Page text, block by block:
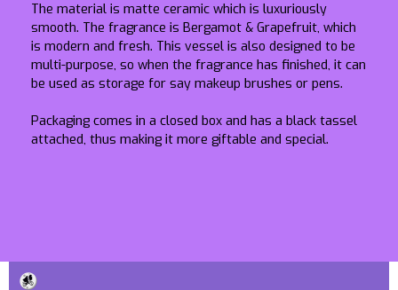
The material is matte ceramic which is luxuriously
smooth. The fragrance is Bergamot & Grapefruit, which
is modern and fresh. This vessel is also designed to be
multi-purpose, so when the fragrance has finished, it can
be used as storage for say makeup brushes or pens.
Packaging comes in a closed box and has a black tassel
attached, thus making it more giftable and special.